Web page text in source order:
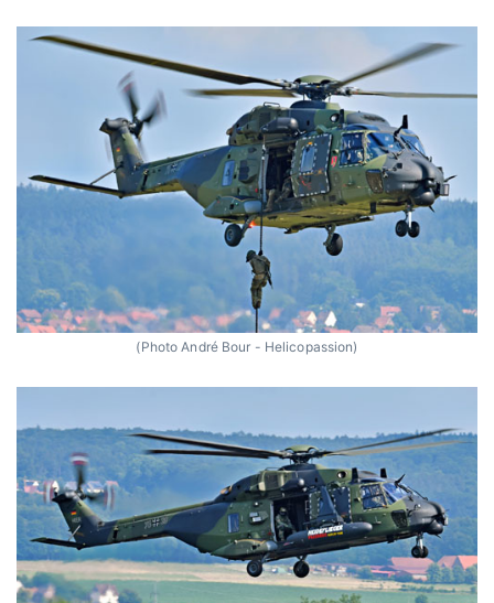
(Photo André Bour - Helicopassion)